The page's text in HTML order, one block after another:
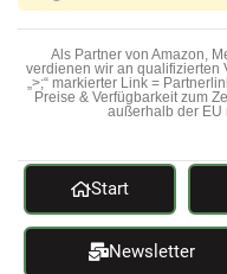
Als Partner von Amazon,
verdienen wir an qualifizierten
„>;“ markierter Link =
Preise & Verfügbarkeit zum
außerhalb der EU
Start
Newsletter